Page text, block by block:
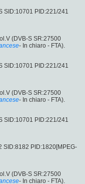
SID:10701 PID:221/241
(DVB-S SR:27500
- In chiaro - FTA).
SID:10701 PID:221/241
(DVB-S SR:27500
- In chiaro - FTA).
SID:10701 PID:221/241
SID:8182 PID:1820[MPEG-
(DVB-S SR:27500
- In chiaro - FTA).